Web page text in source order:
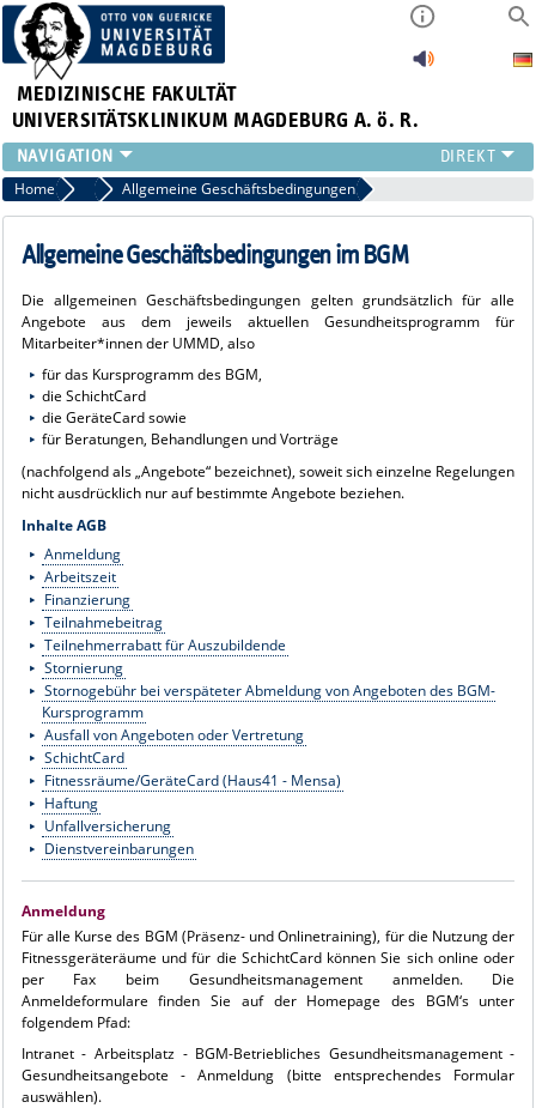
MEDIZINISCHE FAKULTÄT
UNIVERSITÄTSKLINIKUM MAGDEBURG A. ö. R.
INSTITUTE
KLINIKEN
ZENTRALE EINRICHTUNGEN
PRESSE
ÜBER UNS
INTERNATIONAL
INTRANET
Home AGB & Dienstvereinbarung & Rückblick
Allgemeine Geschäftsbedingungen
Allgemeine Geschäftsbedingungen im BGM
Die allgemeinen Geschäftsbedingungen gelten grundsätzlich für alle
Angebote aus dem jeweils aktuellen Gesundheitsprogramm für
Mitarbeiter*innen der UMMD, also
für das Kursprogramm des BGM,
die SchichtCard
die GeräteCard sowie
für Beratungen, Behandlungen und Vorträge
(nachfolgend als „Angebote“ bezeichnet), soweit sich einzelne Regelungen
nicht ausdrücklich nur auf bestimmte Angebote beziehen.
Inhalte AGB
Anmeldung
Arbeitszeit
Finanzierung
Teilnahmebeitrag
Teilnehmerrabatt für Auszubildende
Stornierung
Stornogebühr bei verspäteter Abmeldung von Angeboten des BGM-
Kursprogramm
Ausfall von Angeboten oder Vertretung
SchichtCard
Fitnessräume/GeräteCard (Haus41 - Mensa)
Haftung
Unfallversicherung
Dienstvereinbarungen
Anmeldung
Für alle Kurse des BGM (Präsenz- und Onlinetraining), für die Nutzung der
Fitnessgeräteräume und für die SchichtCard können Sie sich online oder
per Fax beim Gesundheitsmanagement anmelden. Die
Anmeldeformulare finden Sie auf der Homepage des BGM‘s unter
folgendem Pfad:
Intranet - Arbeitsplatz - BGM-Betriebliches Gesundheitsmanagement -
Gesundheitsangebote - Anmeldung (bitte entsprechendes Formular
auswählen).